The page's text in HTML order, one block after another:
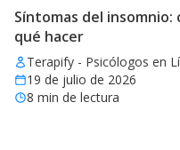
Síntomas del insomnio:
qué hacer
Terapify - Psicólogos en
19 de julio de 2026
8 min de lectura